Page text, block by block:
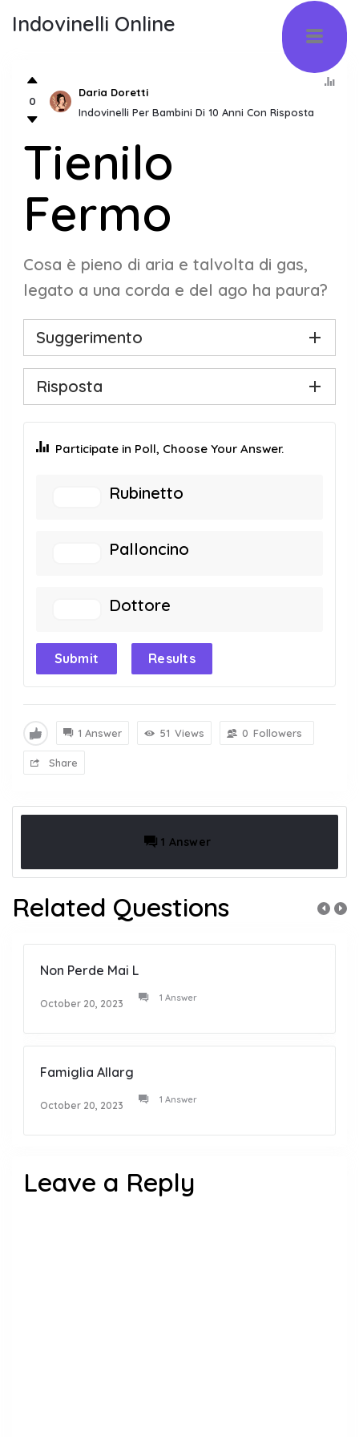
Indovinelli Online
0
Daria Doretti
Indovinelli Per Bambini Di 10 Anni Con Risposta
Tienilo
Fermo
Cosa è pieno di aria e talvolta di gas,
legato a una corda e del ago ha paura?
Suggerimento
Risposta
Participate in Poll, Choose Your Answer.
Rubinetto
Palloncino
Dottore
Submit Results
1 Answer 51 Views 0 Followers
Share
1 Answer
Related Questions
Non Perde Mai L
October 20, 2023 1 Answer
Famiglia Allarg
October 20, 2023 1 Answer
Leave a Reply